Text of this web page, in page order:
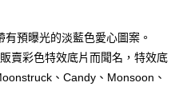
免運費
)免運費
預曝光的淡藍色愛心圖案。
賣彩色特效底片而聞名，特效底
、Candy、Monsoon、